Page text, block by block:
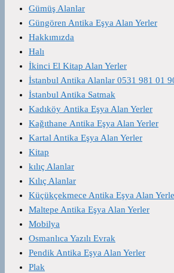
Gümüş Alanlar
Güngören Antika Eşya Alan Yerler
Hakkımızda
Halı
İkinci El Kitap Alan Yerler
İstanbul Antika Alanlar 0531 981 01
İstanbul Antika Satmak
Kadıköy Antika Eşya Alan Yerler
Kağıthane Antika Eşya Alan Yerler
Kartal Antika Eşya Alan Yerler
Kitap
kılıç Alanlar
Kılıç Alanlar
Küçükçekmece Antika Eşya Alan
Maltepe Antika Eşya Alan Yerler
Mobilya
Osmanlıca Yazılı Evrak
Pendik Antika Eşya Alan Yerler
Plak